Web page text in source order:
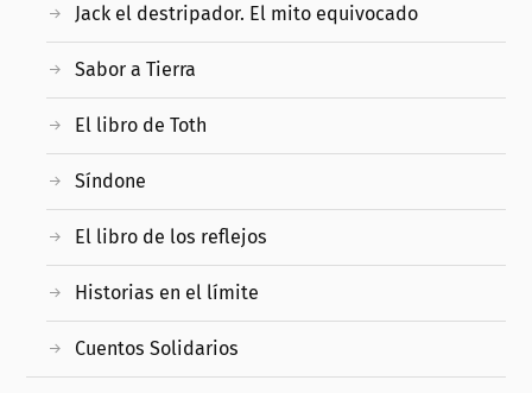
Jack el destripador. El mito equivocado
Sabor a Tierra
El libro de Toth
Síndone
El libro de los reflejos
Historias en el límite
Cuentos Solidarios